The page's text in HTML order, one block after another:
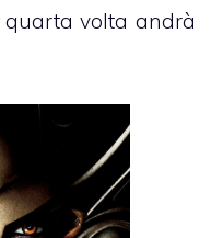
quarta volta andrà